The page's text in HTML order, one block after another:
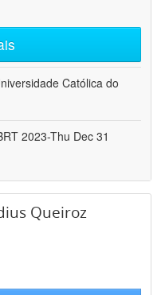
Católica do
2023-Thu Dec 31
Queiroz